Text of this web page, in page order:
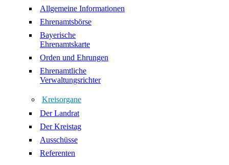
Allgemeine Informationen
Ehrenamtsbörse
Bayerische
Ehrenamtskarte
Orden und Ehrungen
Ehrenamtliche
Verwaltungsrichter
Kreisorgane
Der Landrat
Der Kreistag
Ausschüsse
Referenten